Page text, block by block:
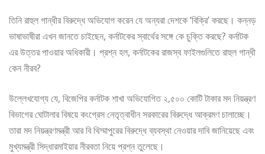
তিনি রাহুল গান্ধীর বিরুদ্ধে অভিযোগ করেন যে অন্যরা দেশকে ‘বিক্রি’ করছে। কন্নড়
ভাষাভাষীরা এখন জানতে চাইছেন, কর্নাটকের স্বার্থের সঙ্গে কে চুক্তি করছে? কর্নাটক
এর উত্তর পাওয়ার অধিকারী। প্রশ্ন হল, কর্নাটকের রাজস্ব ফাইলগুলিতে রাহুল গান্ধী
কেন নীরব?
উল্লেখযোগ্য যে, বিজেপির কর্নাটক শাখা অভিযোগিত ২,৫০০ কোটি টাকার মদ নিয়ন্ত্রণ
বিভাগের ঘোটালার বিষয়ে কংগ্রেস নেতৃত্বাধীন সরকারের বিরুদ্ধে আক্রমণ চালাচ্ছে।
তারা মদ নিয়ন্ত্রণমন্ত্রী আর বি থিম্মাপুরের বিরুদ্ধে ব্যবস্থা নেওয়ার দাবি জানিয়েছে এবং
মুখ্যমন্ত্রী সিদ্ধারমাইয়ার নীরবতা নিয়ে প্রশ্ন তুলেছে।